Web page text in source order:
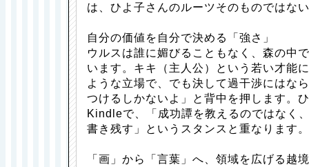
は、ひよ子さんのルーツそのものではな
自分の価値を自分で決める「強さ」
ウルスは誰に媚びることもなく、森の中
います。キキ（主人公）という若い才能
ような立場で、でも決して過干渉にはな
つけるしかないよ」と背中を押します。
Kindleで、「成功譚を教えるのではなく
書き残す」というスタンスと重なります。
「画」から「言葉」へ、領域を広げる越